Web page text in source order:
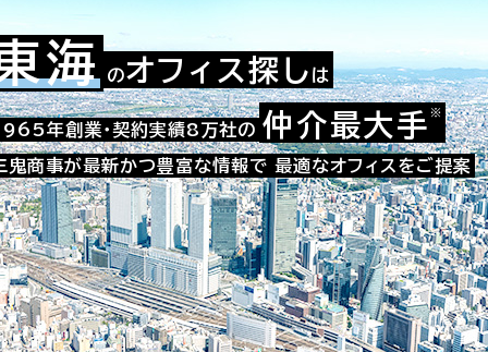
お問い合わせ番号：008-40959
町816
海 のオフィス探し は
年創業・契約実績8万社の 仲介最大手 ※
鬼商事が最新かつ豊富な情報で 最適なオフィスをご提案